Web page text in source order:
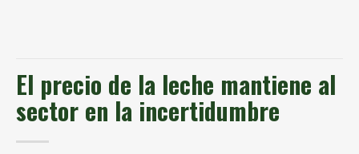
El precio de la leche mantiene al
sector en la incertidumbre